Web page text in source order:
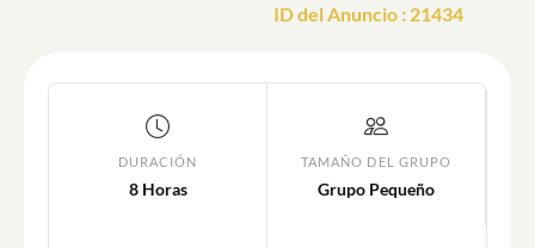
ID del Anuncio : 21434
DURACIÓN
8 Horas
TAMAÑO DEL GRUPO
Grupo Pequeño